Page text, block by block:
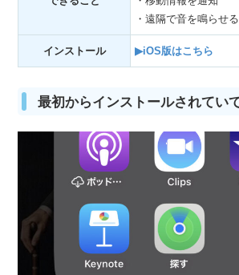
・遠隔で音を鳴らせる
インストール ▶iOS版はこちら
最初からインストールされてい